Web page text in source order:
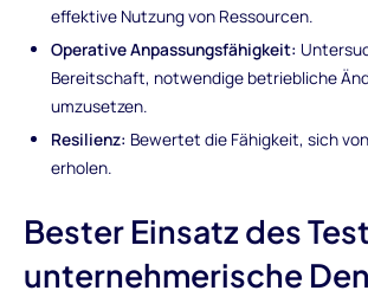
effektive Nutzung von Ressourcen.
Operative Anpassungsfähigkeit:
Bereitschaft, notwendige betriebliche
umzusetzen.
Resilienz: Bewertet die Fähigkeit, sich
erholen.
Bester Einsatz des
unternehmerische